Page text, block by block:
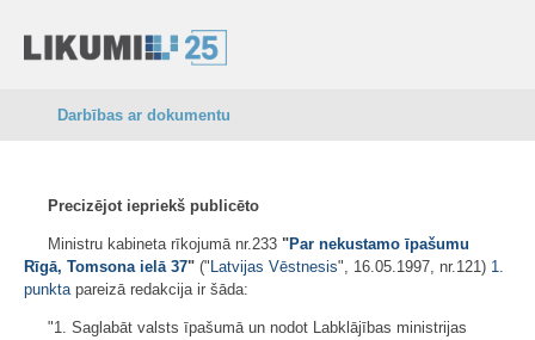
Darbības ar dokumentu
Precizējot iepriekš publicēto
Ministru kabineta rīkojumā nr.233 "Par nekustamo īpašumu
Rīgā, Tomsona ielā 37" (" Latvijas Vēstnesis", 16.05.1997, nr.121) 1.
punktapareizā redakcija ir šāda:
"1. Saglabāt valsts īpašumā un nodot Labklājības ministrijas